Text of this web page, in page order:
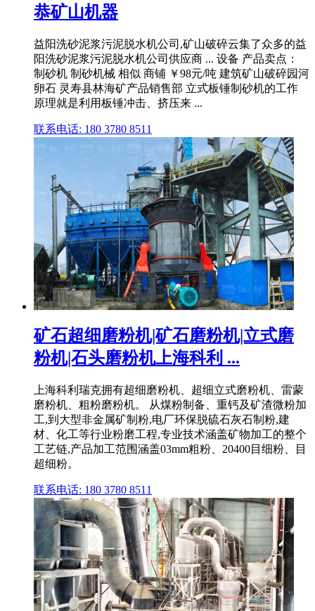
恭矿山机器
益阳洗砂泥浆污泥脱水机公司,矿山破碎云集了众多的益
阳洗砂泥浆污泥脱水机公司供应商 ... 设备 产品卖点：
制砂机 制砂机械 相似 商铺 ￥98元/吨 建筑矿山破碎园河
卵石 灵寿县林海矿产品销售部 立式板锤制砂机的工作
原理就是利用板锤冲击、挤压来 ...
联系电话: 180 3780 8511
矿石超细磨粉机|矿石磨粉机|立式磨
粉机|石头磨粉机上海科利 ...
上海科利瑞克拥有超细磨粉机、超细立式磨粉机、雷蒙
磨粉机、粗粉磨粉机。 从煤粉制备、重钙及矿渣微粉加
工,到大型非金属矿制粉,电厂环保脱硫石灰石制粉,建
材、化工等行业粉磨工程,专业技术涵盖矿物加工的整个
工艺链,产品加工范围涵盖03mm粗粉、20400目细粉、目
超细粉。
联系电话: 180 3780 8511